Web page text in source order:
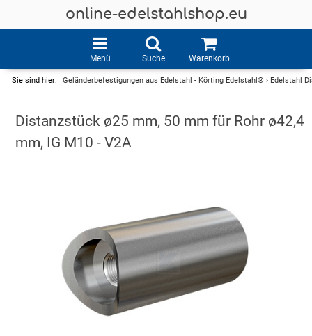
online-edelstahlshop.eu
Menü Suche Warenkorb
Sie sind hier: Geländerbefestigungen aus Edelstahl - Körting Edelstahl® › Edelstahl
Distanzstück ø25 mm, 50 mm für Rohr ø42,4
mm, IG M10 - V2A